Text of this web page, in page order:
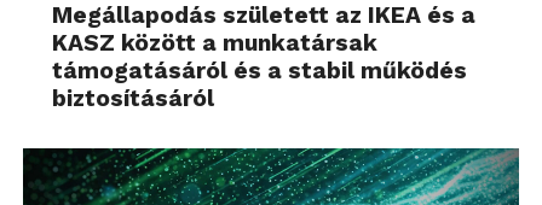
Megállapodás született az IKEA és a
KASZ között a munkatársak
támogatásáról és a stabil működés
biztosításáról